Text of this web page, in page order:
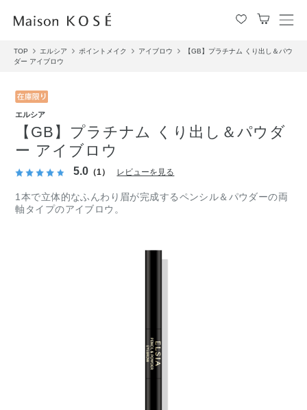
メ
ュ
TOP エルシア ポイントメイク アイブロウ
【GB】プラチナム くり出し＆パウ
ダー アイブロウ
エルシア
【GB】プラチナム くり出し＆パウダ
ー アイブロウ
5.0 （1） レビューを見る
1本で立体的なふんわり眉が完成するペンシル＆パウダーの両
軸タイプのアイブロウ。